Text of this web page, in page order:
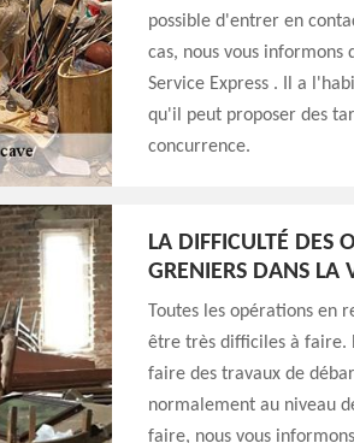
possible d'entrer en
cas, nous vous informons
Service Express . Il a
qu'il peut proposer des
concurrence.
LA DIFFICULTÉ DES
GRENIERS DANS LA
Toutes les opérations en
être très difficiles à faire.
faire des travaux de
normalement au niveau
faire, nous vous